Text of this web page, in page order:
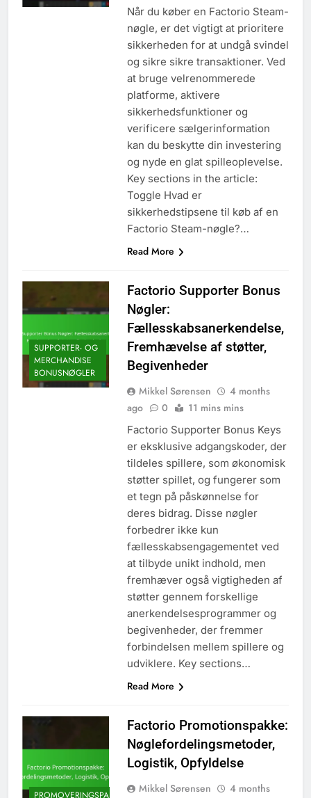
Når du køber en Factorio Steam-
nøgle, er det vigtigt at prioritere
sikkerheden for at undgå svindel
og sikre sikre transaktioner. Ved
at bruge velrenommerede
platforme, aktivere
sikkerhedsfunktioner og
verificere sælgerinformation
kan du beskytte din investering
og nyde en glat spilleoplevelse.
Key sections in the article:
Toggle Hvad er
sikkerhedstipsene til køb af en
Factorio Steam-nøgle?…
Read More
SUPPORTER- OG
MERCHANDISE
BONUSNØGLER
Factorio Supporter Bonus
Nøgler:
Fællesskabsanerkendelse,
Fremhævelse af støtter,
Begivenheder
Mikkel Sørensen
4 months
ago
0 11 mins mins
Factorio Supporter Bonus Keys
er eksklusive adgangskoder, der
tildeles spillere, som økonomisk
støtter spillet, og fungerer som
et tegn på påskønnelse for
deres bidrag. Disse nøgler
forbedrer ikke kun
fællesskabsengagementet ved
at tilbyde unikt indhold, men
fremhæver også vigtigheden af
støtter gennem forskellige
anerkendelsesprogrammer og
begivenheder, der fremmer
forbindelsen mellem spillere og
udviklere. Key sections…
Read More
Factorio Promotionspakke:
Nøglefordelingsmetoder,
Logistik, Opfyldelse
Mikkel Sørensen
4 months